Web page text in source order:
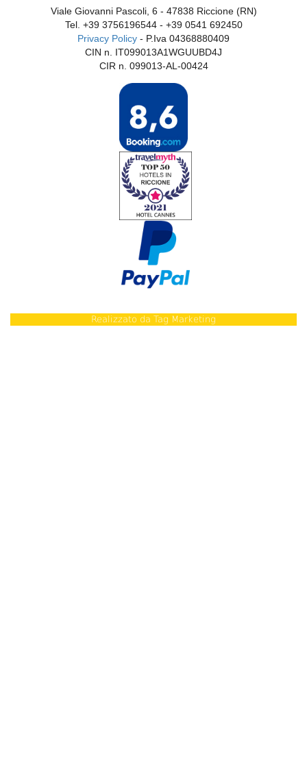
Viale Giovanni Pascoli, 6 - 47838 Riccione (RN)
Tel. +39 3756196544- +39 0541 692450
Privacy Policy - P.Iva 04368880409
CIN n. IT099013A1WGUUBD4J
CIR n. 099013-AL-00424
Realizzato da Tag Marketing